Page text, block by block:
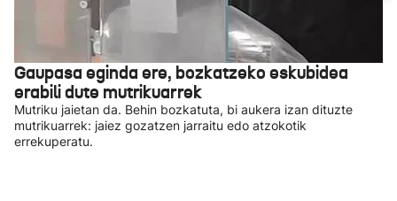
Gaupasa eginda ere, bozkatzeko eskubidea
erabili dute mutrikuarrek
Mutriku jaietan da. Behin bozkatuta, bi aukera izan dituzte
mutrikuarrek: jaiez gozatzen jarraitu edo atzokotik
errekuperatu.